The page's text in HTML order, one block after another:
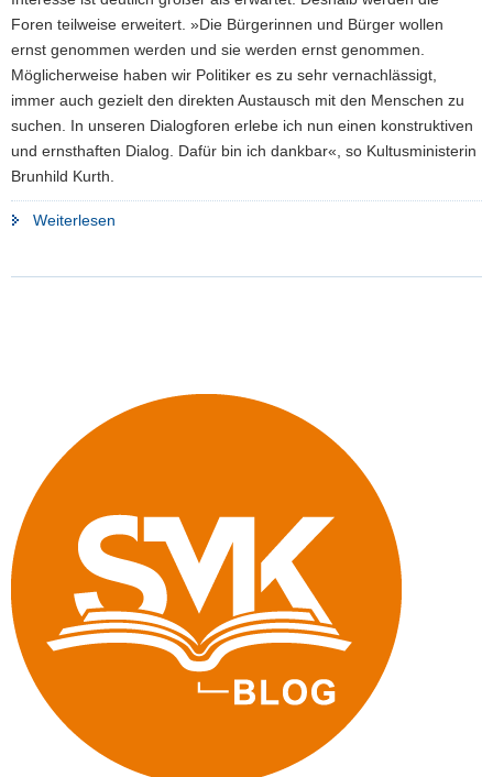
Foren teilweise erweitert. »Die Bürgerinnen und Bürger wollen
ernst genommen werden und sie werden ernst genommen.
Möglicherweise haben wir Politiker es zu sehr vernachlässigt,
immer auch gezielt den direkten Austausch mit den Menschen zu
suchen. In unseren Dialogforen erlebe ich nun einen konstruktiven
und ernsthaften Dialog. Dafür bin ich dankbar«, so Kultusministerin
Brunhild Kurth.
Weiterlesen